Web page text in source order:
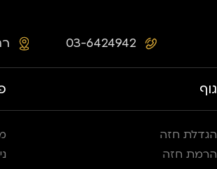
03-6424942
גוף
הגדלת חזה
הרמת חזה